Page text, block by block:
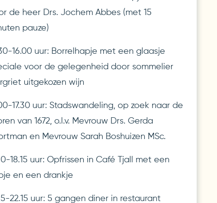
de heer Drs. Jochem Abbes (met 15
pauze)
16.00 uur: Borrelhapje met een glaasje
voor de gelegenheid door sommelier
uitgekozen wijn
17.30 uur: Stadswandeling, op zoek naar de
van 1672, o.l.v. Mevrouw Drs. Gerda
en Mevrouw Sarah Boshuizen MSc.
18.15 uur: Opfrissen in Café Tjall met een
en een drankje
22.15 uur: 5 gangen diner in restaurant